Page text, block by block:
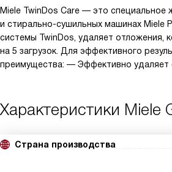
Miele TwinDos Care — это
и стирально-сушильных машинах Miele
системы TwinDos, удаляет отложения,
на 5 загрузок. Для эффективного
преимущества: — Эффективно удаляет
Характеристики Miele
Страна производства